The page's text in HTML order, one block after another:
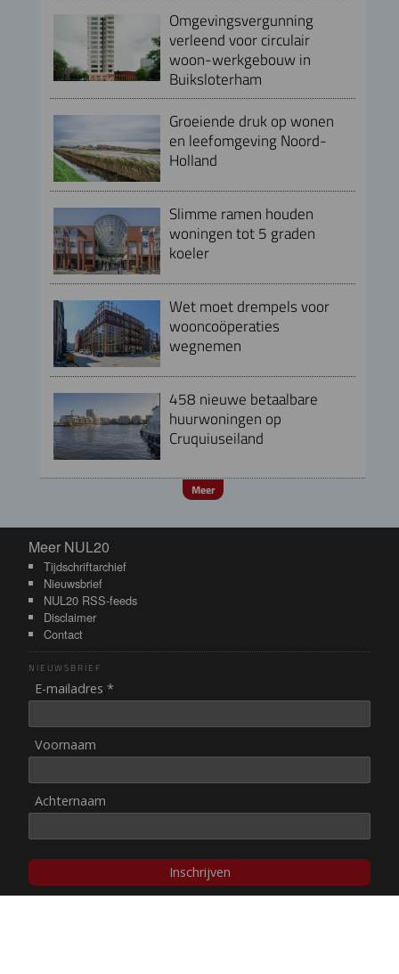
Omgevingsvergunning
verleend voor circulair
woon-werkgebouw in
Buiksloterham
Groeiende druk op wonen
en leefomgeving Noord-
Holland
Slimme ramen houden
woningen tot 5 graden
koeler
Wet moet drempels voor
wooncoöperaties
wegnemen
458 nieuwe betaalbare
huurwoningen op
Cruquiuseiland
Meer
Meer NUL20
Meer NUL20
Tijdschriftarchief
Nieuwsbrief
NUL20 RSS-feeds
Disclaimer
Contact
NIEUWSBRIEF
E-mailadres *
Voornaam
Achternaam
Inschrijven